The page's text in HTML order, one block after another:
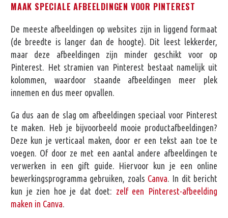
MAAK SPECIALE AFBEELDINGEN VOOR PINTEREST
De meeste afbeeldingen op websites zijn in liggend formaat
(de breedte is langer dan de hoogte). Dit leest lekkerder,
maar deze afbeeldingen zijn minder geschikt voor op
Pinterest. Het stramien van Pinterest bestaat namelijk uit
kolommen, waardoor staande afbeeldingen meer plek
innemen en dus meer opvallen.
Ga dus aan de slag om afbeeldingen speciaal voor Pinterest
te maken. Heb je bijvoorbeeld mooie productafbeeldingen?
Deze kun je verticaal maken, door er een tekst aan toe te
voegen. Of door ze met een aantal andere afbeeldingen te
verwerken in een gift guide. Hiervoor kun je een online
bewerkingsprogramma gebruiken, zoals Canva. In dit bericht
kun je zien hoe je dat doet: zelf een Pinterest-afbeelding
maken in Canva.